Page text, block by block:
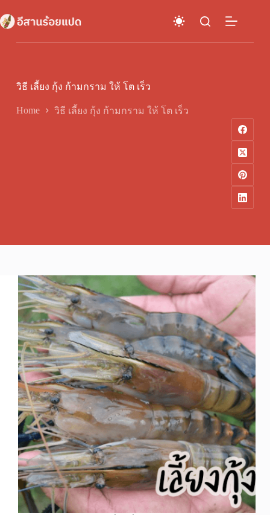
to
content
วิธี เลี้ยง กุ้ง ก้ามกราม ให้ โต เร็ว
Home วิธี เลี้ยง กุ้ง ก้ามกราม ให้ โต เร็ว